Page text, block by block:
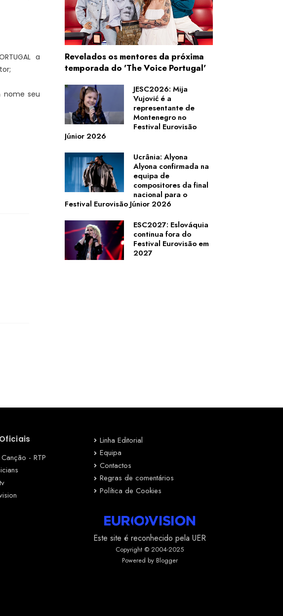
a
nome seu
Revelados os mentores da próxima
temporada do 'The Voice Portugal'
JESC2026: Mija
Vujović é a
representante de
Montenegro no
Festival Eurovisão
Júnior 2026
Ucrânia: Alyona
Alyona confirmada na
equipa de
compositores da final
nacional para o
Festival Eurovisão Júnior 2026
ESC2027: Eslováquia
continua fora do
Festival Eurovisão em
2027
- RTP
Linha Editorial
Equipa
Contactos
Regras de comentários
Política de Cookies
Este site é reconhecido pela UER
Copyright © 2004-2025
Powered by Blogger